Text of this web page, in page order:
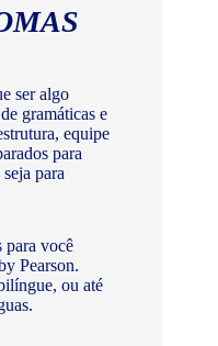
ser algo
gramáticas e
equipe
para
para
para você
Pearson.
ou até